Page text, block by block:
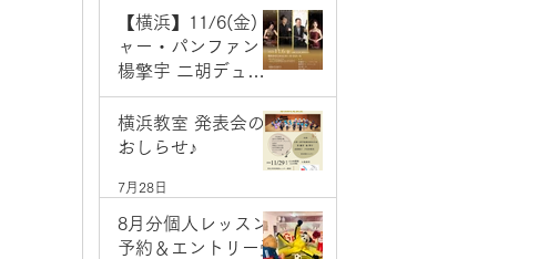
【横浜】11/6(金) ジ
ャー・パンファン＆
楊擎宇 二胡デュオ
コンサート
横浜教室 発表会の
おしらせ♪
7月28日
8月分個人レッスン
予約＆エントリー受